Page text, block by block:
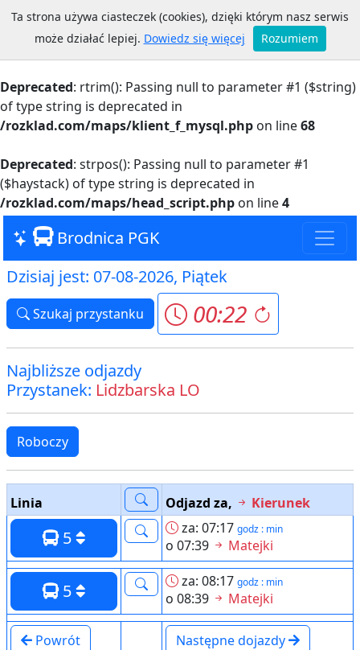
: Trying to access array offset on value of type
bool in/rozklad.com/maps/klient_f_mysql.phpon line
Deprecated: rtrim(): Passing null to parameter #1 ($string)
of type string is deprecated in
/rozklad.com/maps/klient_f_mysql.php on line68
Deprecated: strpos(): Passing null to parameter #1
($haystack) of type string is deprecated in
/rozklad.com/maps/head_script.php on line4
Brodnica PGK
Dzisiaj jest: 07-08-2026, Piątek
Szukaj przystanku 00:22
Najbliższe odjazdy
Przystanek: Lidzbarska LO
Roboczy
Linia Odjazd za, Kierunek
5 za: 07:17 godz : min
o 07:39 Matejki
5 za: 08:17 godz : min
o 08:39 Matejki
Powrót Następne dojazdy
Ta strona używa ciasteczek (cookies), dzięki którym nasz serwis
może działać lepiej. Dowiedz się więcej Rozumiem